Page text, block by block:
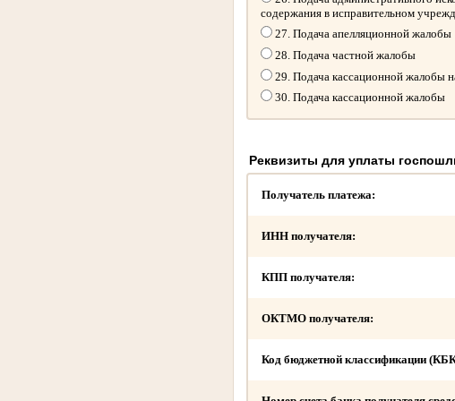
содержания в исправительном
27. Подача апелляционной жалобы
28. Подача частной жалобы
29. Подача кассационной жалобы
30. Подача кассационной жалобы
Реквизиты для уплаты
Получатель платежа:
ИНН получателя:
КПП получателя:
ОКТМО получателя:
Код бюджетной классификации